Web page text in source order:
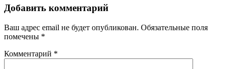
записям
Добавить комментарий
Ваш адрес email не будет опубликован. Обязательные поля
помечены *
Комментарий *